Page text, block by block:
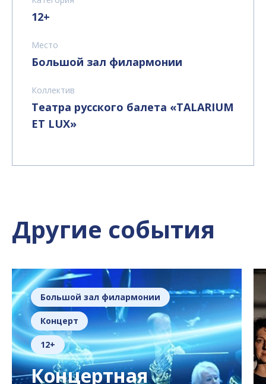
12+
Место
Большой зал филармонии
Коллектив
Театра русского балета «TALARIUM
ET LUX»
Другие события
Большой зал филармонии
Концерт
12+
Концертная